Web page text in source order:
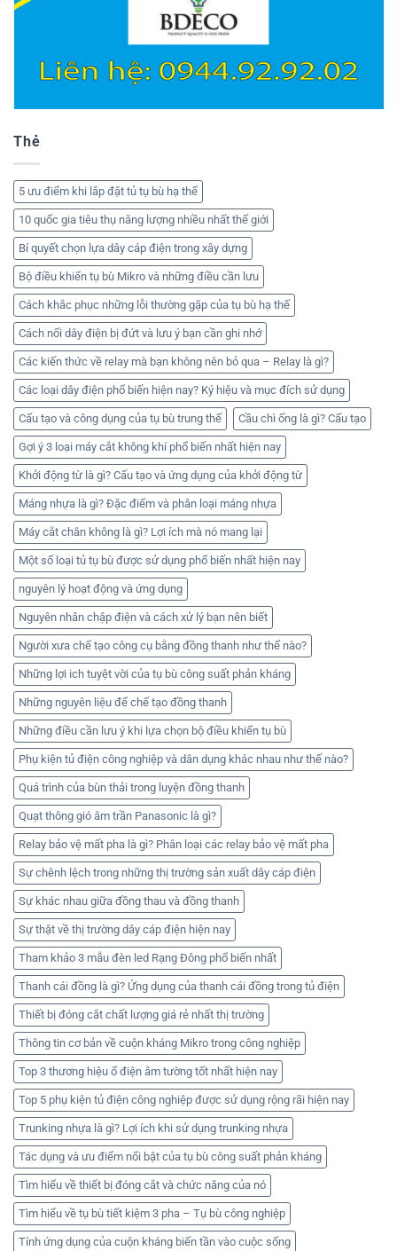
Thẻ
5 ưu điểm khi lắp đặt tủ tụ bù hạ thế
10 quốc gia tiêu thụ năng lượng nhiều nhất thế giới
Bí quyết chọn lựa dây cáp điện trong xây dựng
Bộ điều khiển tụ bù Mikro và những điều cần lưu
Cách khắc phục những lỗi thường gặp của tụ bù hạ thế
Cách nối dây điện bị đứt và lưu ý bạn cần ghi nhớ
Các kiến thức về relay mà bạn không nên bỏ qua – Relay là gì?
Các loại dây điện phổ biến hiện nay? Ký hiệu và mục đích sử dụng
Cấu tạo và công dụng của tụ bù trung thế Cầu chì ống là gì? Cấu tạo
Gợi ý 3 loại máy cắt không khí phổ biến nhất hiện nay
Khởi động từ là gì? Cấu tạo và ứng dụng của khởi động từ
Máng nhựa là gì? Đặc điểm và phân loại máng nhựa
Máy cắt chân không là gì? Lợi ích mà nó mang lại
Một số loại tủ tụ bù được sử dụng phổ biến nhất hiện nay
nguyên lý hoạt động và ứng dụng
Nguyên nhân chập điện và cách xử lý bạn nên biết
Người xưa chế tạo công cụ bằng đồng thanh như thế nào?
Những lợi ich tuyệt vời của tụ bù công suất phản kháng
Những nguyên liệu để chế tạo đồng thanh
Những điều cần lưu ý khi lựa chọn bộ điều khiển tụ bù
Phụ kiện tủ điện công nghiệp và dân dụng khác nhau như thế nào?
Quá trình của bùn thải trong luyện đồng thanh
Quạt thông gió âm trần Panasonic là gì?
Relay bảo vệ mất pha là gì? Phân loại các relay bảo vệ mất pha
Sự chênh lệch trong những thị trường sản xuất dây cáp điện
Sự khác nhau giữa đồng thau và đồng thanh
Sự thật về thị trường dây cáp điện hiện nay
Tham khảo 3 mẫu đèn led Rạng Đông phổ biến nhất
Thanh cái đồng là gì? Ứng dụng của thanh cái đồng trong tủ điện
Thiết bị đóng cắt chất lượng giá rẻ nhất thị trường
Thông tin cơ bản về cuộn kháng Mikro trong công nghiệp
Top 3 thương hiệu ổ điện âm tường tốt nhất hiện nay
Top 5 phụ kiện tủ điện công nghiệp được sử dụng rộng rãi hiện nay
Trunking nhựa là gì? Lợi ích khi sử dụng trunking nhựa
Tác dụng và ưu điểm nổi bật của tụ bù công suất phản kháng
Tìm hiểu về thiết bị đóng cắt và chức năng của nó
Tìm hiểu về tụ bù tiết kiệm 3 pha – Tụ bù công nghiệp
Tính ứng dụng của cuộn kháng biến tần vào cuộc sống